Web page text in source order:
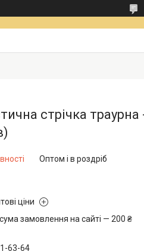
стрічка
Оптом і в роздріб
ціни
замовлення на сайті — 200 ₴
63-64